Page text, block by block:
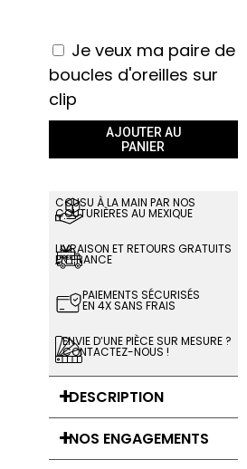
Je veux ma paire de
boucles d'oreilles sur
clip
AJOUTER AU
PANIER
COUSU À LA MAIN PAR NOS
COUTURIÈRES AU MEXIQUE
LIVRAISON ET RETOURS GRATUITS
EN FRANCE
PAIEMENTS SÉCURISÉS
EN 4X SANS FRAIS
ENVIE D’UNE PIÈCE SUR MESURE ?
CONTACTEZ-NOUS !
DESCRIPTION
NOS ENGAGEMENTS